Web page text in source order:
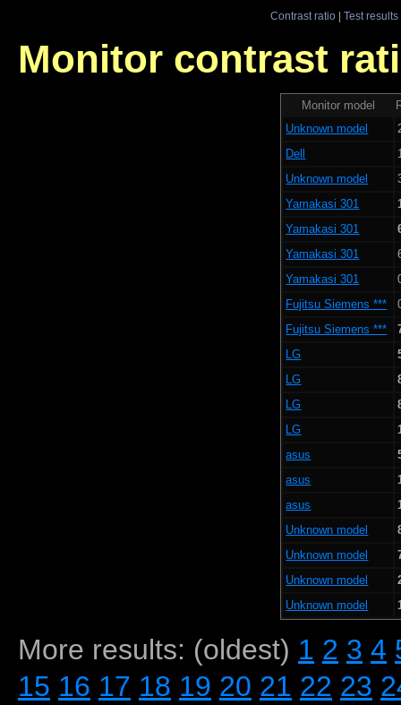
Contrast ratio| Test results
Monitor contrast
Monitor model
Unknown model
Dell
Unknown model
Yamakasi 301
Yamakasi 301
Yamakasi 301
Yamakasi 301
Fujitsu Siemens ***
Fujitsu Siemens ***
LG
LG
LG
LG
asus
asus
asus
Unknown model
Unknown model
Unknown model
Unknown model
More results: (oldest) 1 2 3 4
15 16 17 18 19 20 21 22 23